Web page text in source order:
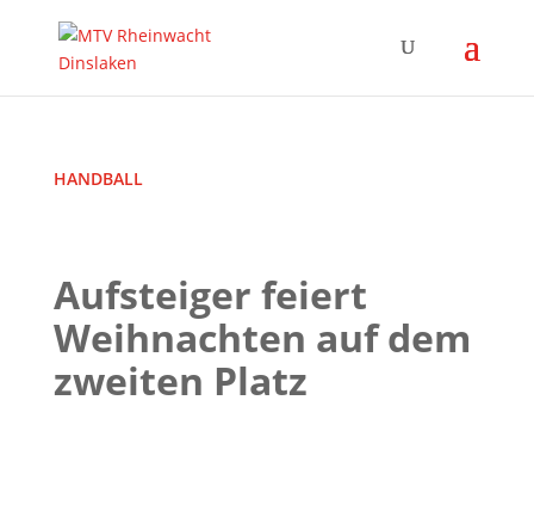
HANDBALL
Aufsteiger feiert
Weihnachten auf dem
zweiten Platz